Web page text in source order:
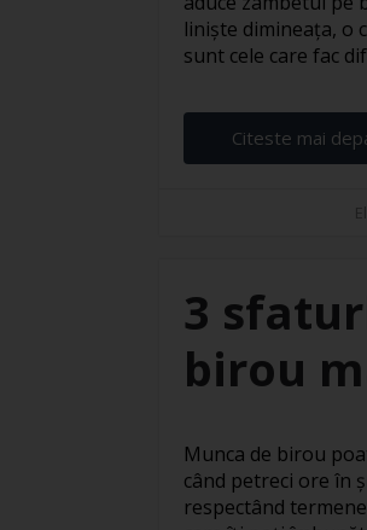
liniște dimineața, o
sunt cele care fac
Citeste mai
3
birou
Munca de birou
când petreci ore în
respectând